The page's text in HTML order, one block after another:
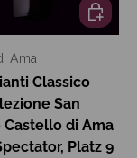
Ama
Classico
San
Castello di Ama
Platz 9
In den